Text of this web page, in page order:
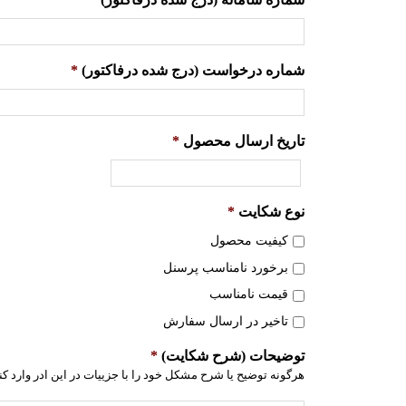
شماره درخواست (درج شده درفاکتور) *
تاریخ ارسال محصول *
نوع شکایت *
کیفیت محصول
برخورد نامناسب پرسنل
قیمت نامناسب
تاخیر در ارسال سفارش
توضیحات (شرح شکایت) *
هرگونه توضیح یا شرح مشکل خود را با جزییات در این ادر وارد